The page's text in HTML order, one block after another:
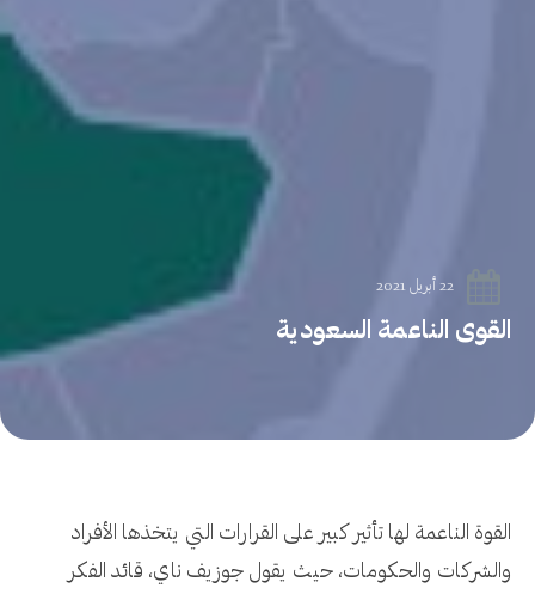
22 أبريل 2021
القوى الناعمة السعودية
القوة الناعمة لها تأثير كبير على القرارات التي يتخذها الأفراد
والشركات والحكومات، حيث يقول جوزيف ناي، قائد الفكر